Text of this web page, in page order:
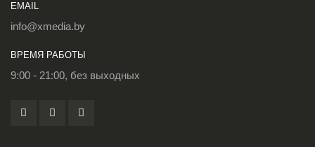
EMAIL
info@xmedia.by
ВРЕМЯ РАБОТЫ
9:00 - 21:00, без выходных